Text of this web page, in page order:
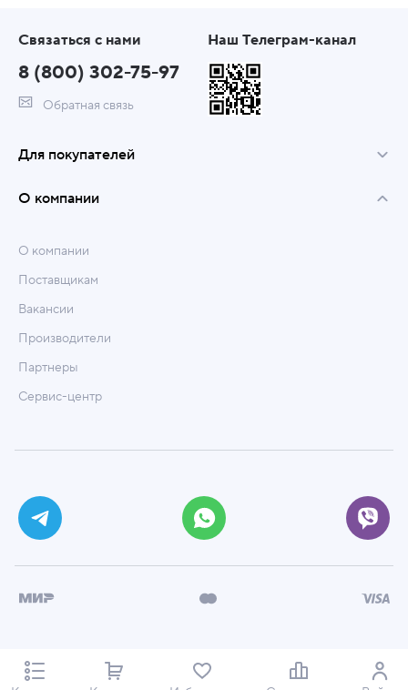
Связаться с нами
8 (800) 302-75-97
Обратная связь
Наш Телеграм-канал
Для покупателей
О компании
О компании
Поставщикам
Вакансии
Производители
Партнеры
Сервис-центр
© ООО «Техмаркет», 2026
Политика обработки персональных данных